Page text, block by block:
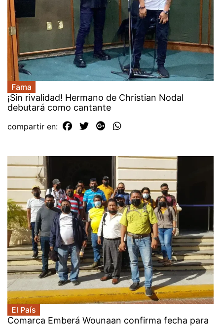
Fama
¡Sin rivalidad! Hermano de Christian Nodal
debutará como cantante
compartir en:
El País
Comarca Emberá Wounaan confirma fecha para